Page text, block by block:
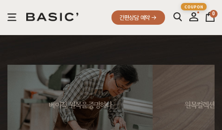
간편상담 예약
0
베이직, 원목을 증명하다 원목컬렉션,